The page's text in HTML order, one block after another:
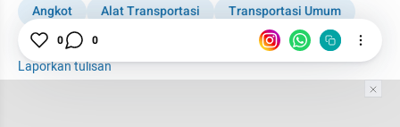
Angkot Alat Transportasi
Transportasi Umum
Bogor
Keselamatan Berkendara
Angkutan Umum
Laporkan tulisan
0 0